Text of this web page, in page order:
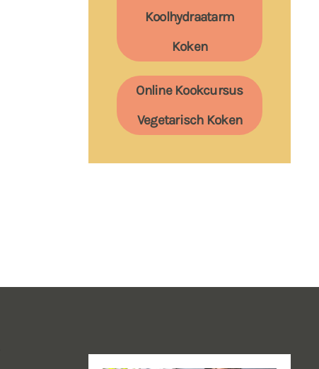
Koolhydraatarm
Koken
Online Kookcursus
Vegetarisch Koken